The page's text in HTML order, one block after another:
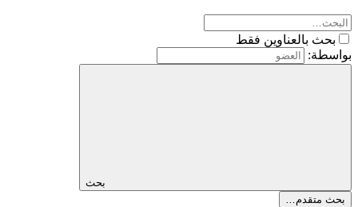
بحث بالعناوين فقط
بواسطة:
بحث
بحث متقدم…